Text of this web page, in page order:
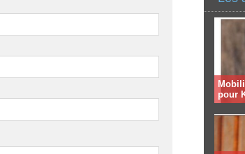
pour